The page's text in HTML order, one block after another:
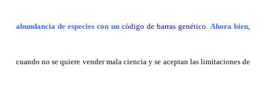
abundancia de especies con un código de barras genético Ahora bien
cuando no se quiere vender mala ciencia y se aceptan las limitaciones de